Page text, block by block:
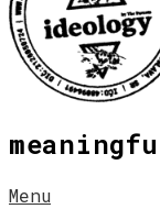
Menu